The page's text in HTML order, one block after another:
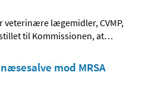
veterinære lægemidler, CVMP,
til Kommissionen, at…
mod MRSA